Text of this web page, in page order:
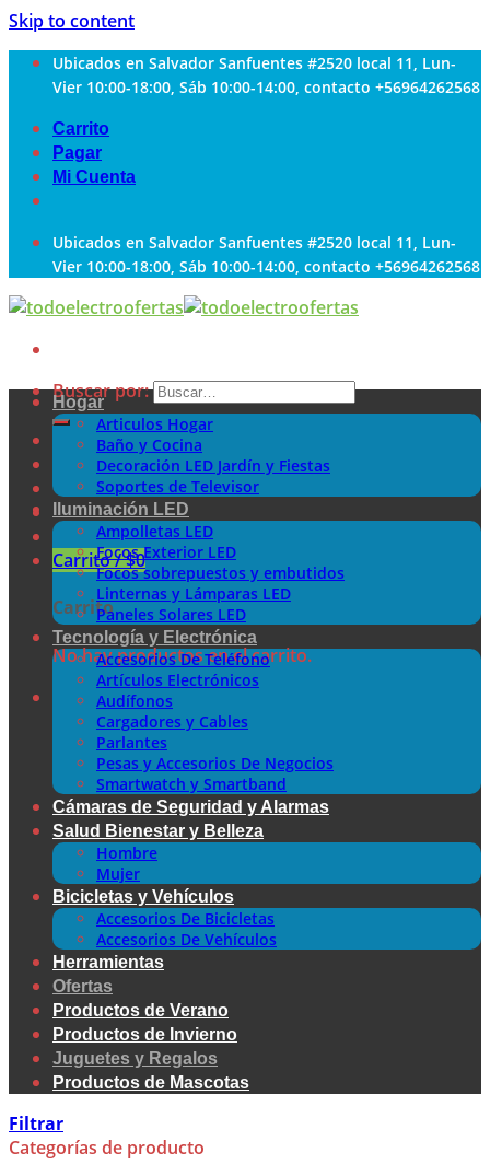
Skip to content
Ubicados en Salvador Sanfuentes #2520 local 11, Lun-
Vier 10:00-18:00, Sáb 10:00-14:00, contacto +56964262568
Carrito
Pagar
Mi Cuenta
Ubicados en Salvador Sanfuentes #2520 local 11, Lun-
Vier 10:00-18:00, Sáb 10:00-14:00, contacto +56964262568
Buscar por:
Carrito /$0
Carrito
No hay productos en el carrito.
Hogar
Articulos Hogar
Baño y Cocina
Decoración LED Jardín y Fiestas
Soportes de Televisor
Iluminación LED
Ampolletas LED
Focos Exterior LED
Focos sobrepuestos y embutidos
Linternas y Lámparas LED
Paneles Solares LED
Tecnología y Electrónica
Accesorios De Teléfono
Artículos Electrónicos
Audífonos
Cargadores y Cables
Parlantes
Pesas y Accesorios De Negocios
Smartwatch y Smartband
Cámaras de Seguridad y Alarmas
Salud Bienestar y Belleza
Hombre
Mujer
Bicicletas y Vehículos
Accesorios De Bicicletas
Accesorios De Vehículos
Herramientas
Ofertas
Productos de Verano
Productos de Invierno
Juguetes y Regalos
Productos de Mascotas
Filtrar
Categorías de producto